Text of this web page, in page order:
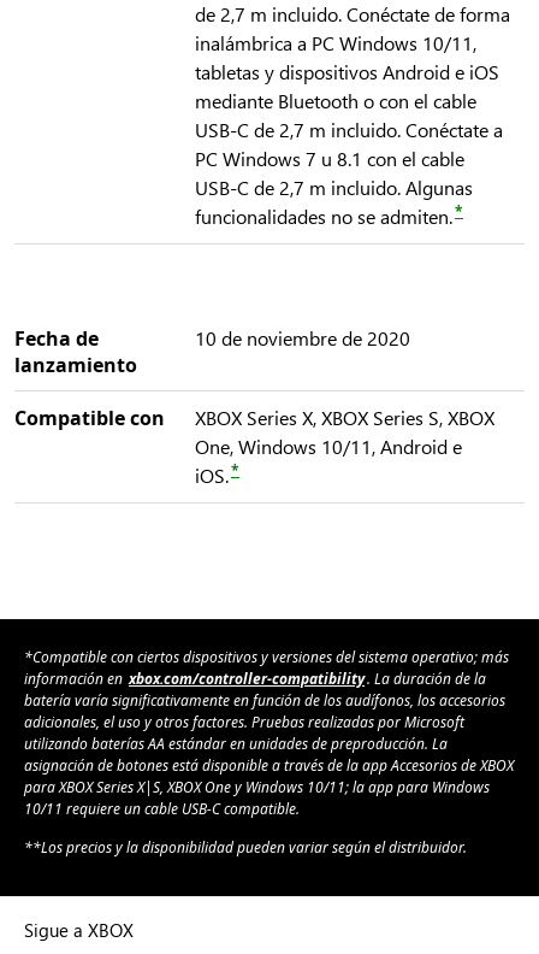
de 2,7 m incluido. Conéctate de forma
inalámbrica a PC Windows 10/11,
tabletas y dispositivos Android e iOS
mediante Bluetooth o con el cable
USB-C de 2,7 m incluido. Conéctate a
PC Windows 7 u 8.1 con el cable
USB-C de 2,7 m incluido. Algunas
funcionalidades no se admiten.*
Fecha de
lanzamiento
10 de noviembre de 2020
Compatible con
XBOX Series X, XBOX Series S, XBOX
One, Windows 10/11, Android e
iOS.*
*Compatible con ciertos dispositivos y versiones del sistema operativo; más
información en xbox.com/controller-compatibility. La duración de la
batería varía significativamente en función de los audífonos, los accesorios
adicionales, el uso y otros factores. Pruebas realizadas por Microsoft
utilizando baterías AA estándar en unidades de preproducción. La
asignación de botones está disponible a través de la app Accesorios de XBOX
para XBOX Series X|S, XBOX One y Windows 10/11; la app para Windows
10/11 requiere un cable USB-C compatible.
**Los precios y la disponibilidad pueden variar según el distribuidor.
Sigue a XBOX